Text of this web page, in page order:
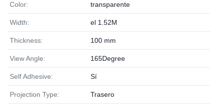
Color: transparente
Width: el 1.52M
Thickness: 100 mm
View Angle: 165Degree
Self Adhesive: Sí
Projection Type: Trasero